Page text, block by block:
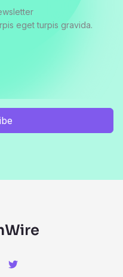
eget turpis gravida.